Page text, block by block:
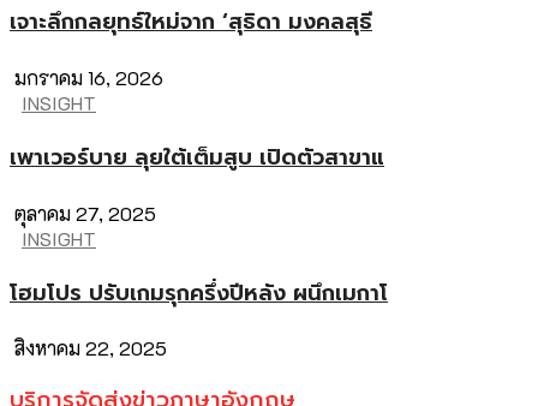
เจาะลึกกลยุทธ์ใหม่จาก ‘สุธิดา มงคลสุธี
มกราคม 16, 2026
INSIGHT
เพาเวอร์บาย ลุยใต้เต็มสูบ เปิดตัวสาขาแ
ตุลาคม 27, 2025
INSIGHT
โฮมโปร ปรับเกมรุกครึ่งปีหลัง ผนึกเมกาโ
สิงหาคม 22, 2025